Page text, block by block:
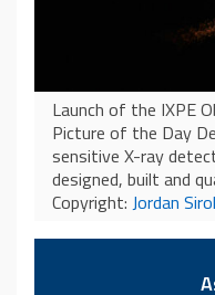
Launch of the IXPE
Picture of the Day
sensitive X-ray
designed, built and
Copyright: Jordan